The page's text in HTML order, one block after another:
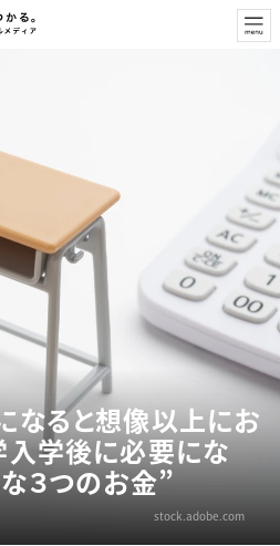
なると想像以上にお
入学後に必要にな
３つのお金”
stock.adobe.com